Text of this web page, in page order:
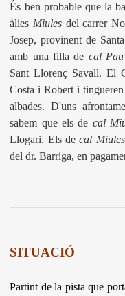
És ben probable que la
àliesMiules del carrer
Josep, provinent de
amb una filla de cal
Sant Llorenç Savall. El
Costa i Robert i
albades. D'uns
sabem que els de cal
Llogari. Els decal Miules
del dr. Barriga, en
SITUACIÓ
Partint de la pista que